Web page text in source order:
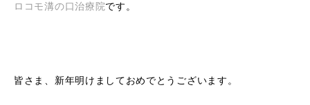
ロコモ溝の口治療院です。
皆さま、新年明けましておめでとうございます。